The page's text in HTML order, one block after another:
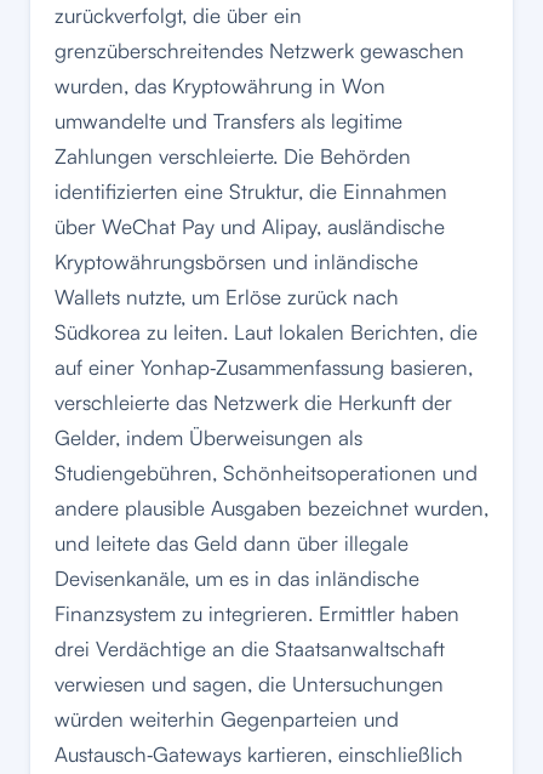
zurückverfolgt, die über ein
grenzüberschreitendes Netzwerk gewaschen
wurden, das Kryptowährung in Won
umwandelte und Transfers als legitime
Zahlungen verschleierte. Die Behörden
identifizierten eine Struktur, die Einnahmen
über WeChat Pay und Alipay, ausländische
Kryptowährungsbörsen und inländische
Wallets nutzte, um Erlöse zurück nach
Südkorea zu leiten. Laut lokalen Berichten, die
auf einer Yonhap‑Zusammenfassung basieren,
verschleierte das Netzwerk die Herkunft der
Gelder, indem Überweisungen als
Studiengebühren, Schönheitsoperationen und
andere plausible Ausgaben bezeichnet wurden,
und leitete das Geld dann über illegale
Devisenkanäle, um es in das inländische
Finanzsystem zu integrieren. Ermittler haben
drei Verdächtige an die Staatsanwaltschaft
verwiesen und sagen, die Untersuchungen
würden weiterhin Gegenparteien und
Austausch‑Gateways kartieren, einschließlich